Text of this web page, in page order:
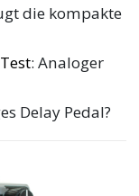
die kompakte
: Analoger
Delay Pedal?